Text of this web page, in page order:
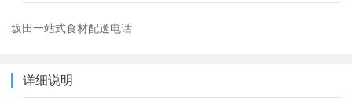
坂田一站式食材配送电话
详细说明